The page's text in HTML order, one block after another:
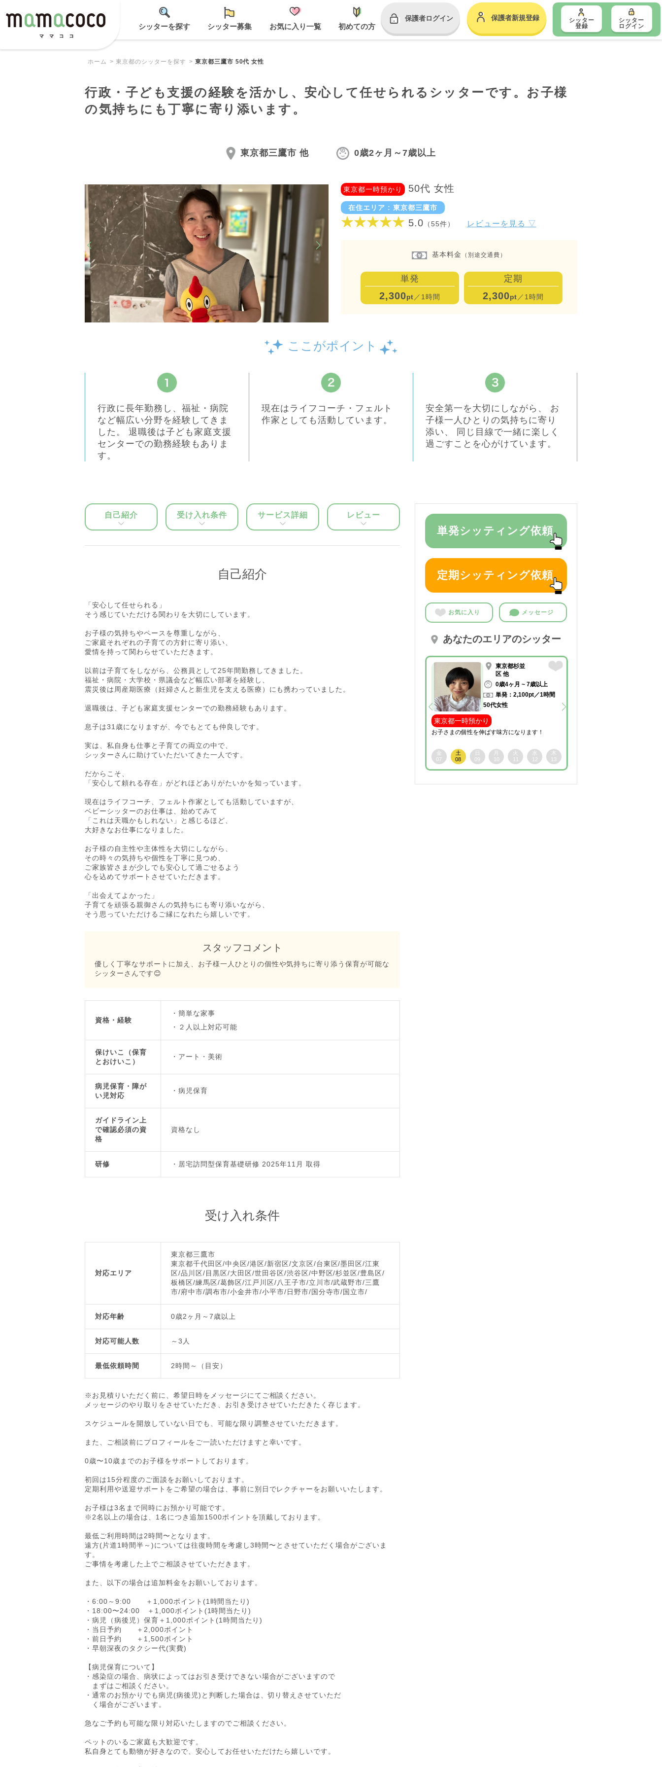
シッターを探す シッター募集 お気に入り一覧 初めての方
保護者ログイン 保護者新規登録
シッター
登録
シッター
ログイン
ホーム 東京都のシッターを探す 東京都三鷹市 50代 女性
行政・子ども支援の経験を活かし、安心して任せられるシッターです。お子様
の気持ちにも丁寧に寄り添います。
東京都三鷹市 他 0歳2ヶ月～7歳以上
東京都一時預かり 50代 女性
在住エリア : 東京都三鷹市
★★★★★ 5.0 （55件） レビューを見る ▽
基本料金 （別途交通費）
単発
2,300pt／1時間
定期
2,300pt／1時間
ここがポイント
行政に長年勤務し、福祉・病院
など幅広い分野を経験してきま
した。 退職後は子ども家庭支援
センターでの勤務経験もありま
す。
現在はライフコーチ・フェルト
作家としても活動しています。
安全第一を大切にしながら、 お
子様一人ひとりの気持ちに寄り
添い、 同じ目線で一緒に楽しく
過ごすことを心がけています。
自己紹介 受け入れ条件 サービス詳細 レビュー
自己紹介
「安心して任せられる」
そう感じていただける関わりを大切にしています。
お子様の気持ちやペースを尊重しながら、
ご家庭それぞれの子育ての方針に寄り添い、
愛情を持って関わらせていただきます。
以前は子育てをしながら、公務員として25年間勤務してきました。
福祉・病院・大学校・県議会など幅広い部署を経験し、
震災後は周産期医療（妊婦さんと新生児を支える医療）にも携わっていました。
退職後は、子ども家庭支援センターでの勤務経験もあります。
息子は31歳になりますが、今でもとても仲良しです。
実は、私自身も仕事と子育ての両立の中で、
シッターさんに助けていただいてきた一人です。
だからこそ、
「安心して頼れる存在」がどれほどありがたいかを知っています。
現在はライフコーチ、フェルト作家としても活動していますが、
ベビーシッターのお仕事は、始めてみて
「これは天職かもしれない」と感じるほど、
大好きなお仕事になりました。
お子様の自主性や主体性を大切にしながら、
その時々の気持ちや個性を丁寧に見つめ、
ご家族皆さまが少しでも安心して過ごせるよう
心を込めてサポートさせていただきます。
「出会えてよかった」
子育てを頑張る親御さんの気持ちにも寄り添いながら、
そう思っていただけるご縁になれたら嬉しいです。
スタッフコメント
優しく丁寧なサポートに加え、お子様一人ひとりの個性や気持ちに寄り添う保育が可能な
シッターさんです😊
資格・経験
簡単な家事
２人以上対応可能
保けいこ（保育
とおけいこ）
アート・美術
病児保育・障が
い児対応
病児保育
ガイドライン上
で確認必須の資
格
資格なし
研修 居宅訪問型保育基礎研修 2025年11月 取得
受け入れ条件
対応エリア
東京都三鷹市
東京都千代田区/中央区/港区/新宿区/文京区/台東区/墨田区/江東
区/品川区/目黒区/大田区/世田谷区/渋谷区/中野区/杉並区/豊島区/
板橋区/練馬区/葛飾区/江戸川区/八王子市/立川市/武蔵野市/三鷹
市/府中市/調布市/小金井市/小平市/日野市/国分寺市/国立市/
対応年齢 0歳2ヶ月～7歳以上
対応可能人数 ～3人
最低依頼時間 2時間～（目安）
※お見積りいただく前に、希望日時をメッセージにてご相談ください。
メッセージのやり取りをさせていただき、お引き受けさせていただきたく存じます。
スケジュールを開放していない日でも、可能な限り調整させていただきます。
また、ご相談前にプロフィールをご一読いただけますと幸いです。
0歳〜10歳までのお子様をサポートしております。
初回は15分程度のご面談をお願いしております。
定期利用や送迎サポートをご希望の場合は、事前に別日でレクチャーをお願いいたします。
お子様は3名まで同時にお預かり可能です。
※2名以上の場合は、1名につき追加1500ポイントを頂戴しております。
最低ご利用時間は2時間〜となります。
遠方(片道1時間半～)については往復時間を考慮し3時間〜とさせていただく場合がございま
す。
ご事情を考慮した上でご相談させていただきます。
また、以下の場合は追加料金をお願いしております。
・6:00～9:00 ＋1,000ポイント(1時間当たり)
・18:00〜24:00 ＋1,000ポイント(1時間当たり)
・病児（病後児）保育＋1,000ポイント(1時間当たり)
・当日予約 ＋2,000ポイント
・前日予約 ＋1,500ポイント
・早朝深夜のタクシー代(実費)
【病児保育について】
・感染症の場合、病状によってはお引き受けできない場合がございますので
まずはご相談ください。
・通常のお預かりでも病児(病後児)と判断した場合は、切り替えさせていただ
く場合がございます。
急なご予約も可能な限り対応いたしますのでご相談ください。
ペットのいるご家庭も大歓迎です。
私自身とても動物が好きなので、安心してお任せいただけたら嬉しいです。
単発シッティング依頼
定期シッティング依頼
お気に入り メッセージ
あなたのエリアのシッター
50代女性
東京都杉並
区 他
0歳4ヶ月 ~ 7歳以上
単発：2,100pt／1時間
50代女性
東京都一時預かり
お子さまの個性を伸ばす味方になります！
金
07
土
08
09
10
火
11
水
12
木
13